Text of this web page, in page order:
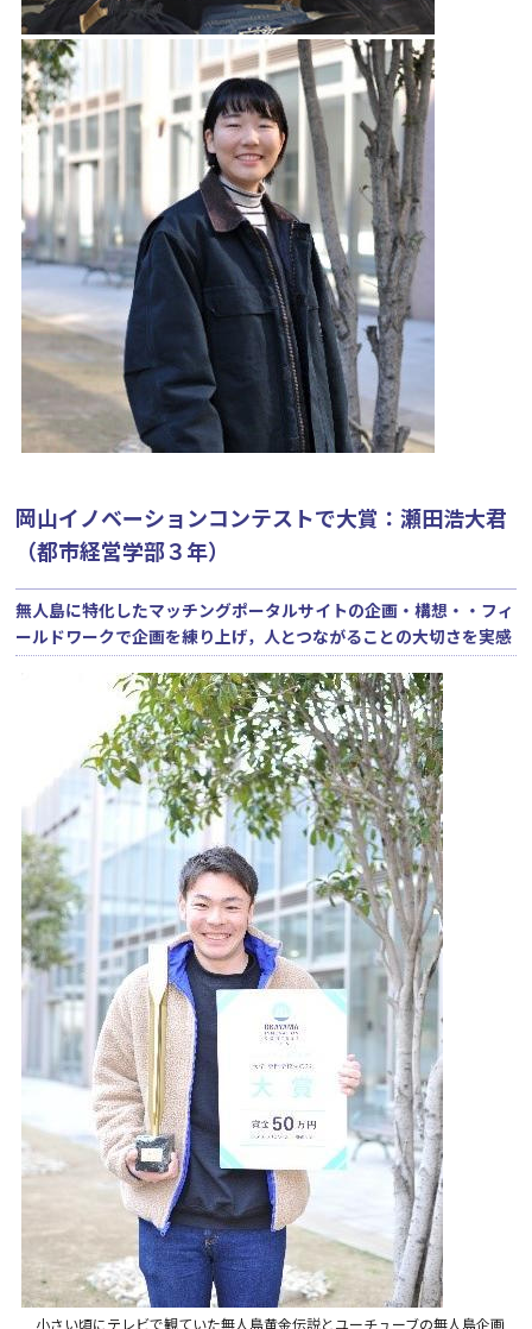
岡山イノベーションコンテストで大賞：瀬田浩大君
（都市経営学部３年）
無人島に特化したマッチングポータルサイトの企画・構想・・フィ
ールドワークで企画を練り上げ，人とつながることの大切さを実感
小さい頃にテレビで観ていた無人島黄金伝説とユーチューブの無人島企画